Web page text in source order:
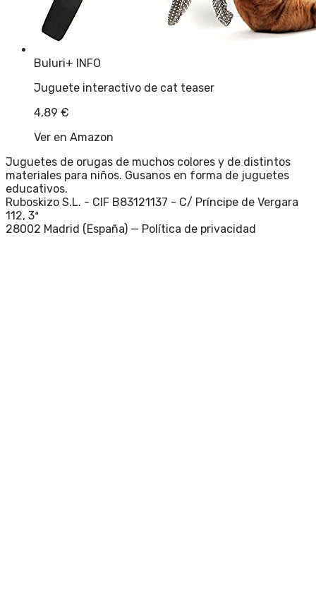
Buluri+ INFO
Juguete interactivo de cat teaser
4,89 €
Ver en Amazon
Juguetes de orugas de muchos colores y de distintos
materiales para niños. Gusanos en forma de juguetes
educativos.
Ruboskizo S.L. - CIF B83121137 - C/ Príncipe de Vergara
112, 3ª
28002 Madrid (España) — Política de privacidad